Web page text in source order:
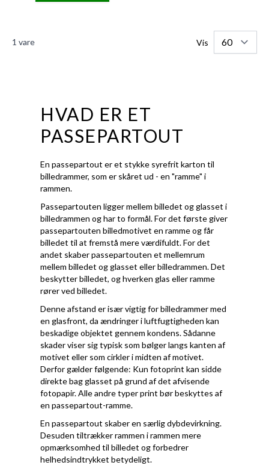
1 vare Vis
HVAD ER ET
PASSEPARTOUT
En passepartout er et stykke syrefrit karton til
billedrammer, som er skåret ud - en "ramme" i
rammen.
Passepartouten ligger mellem billedet og glasset i
billedrammen og har to formål. For det første giver
passepartouten billedmotivet en ramme og får
billedet til at fremstå mere værdifuldt. For det
andet skaber passepartouten et mellemrum
mellem billedet og glasset eller billedrammen. Det
beskytter billedet, og hverken glas eller ramme
rører ved billedet.
Denne afstand er især vigtig for billedrammer med
en glasfront, da ændringer i luftfugtigheden kan
beskadige objektet gennem kondens. Sådanne
skader viser sig typisk som bølger langs kanten af
motivet eller som cirkler i midten af motivet.
Derfor gælder følgende: Kun fotoprint kan sidde
direkte bag glasset på grund af det afvisende
fotopapir. Alle andre typer print bør beskyttes af
en passepartout-ramme.
En passepartout skaber en særlig dybdevirkning.
Desuden tiltrækker rammen i rammen mere
opmærksomhed til billedet og forbedrer
helhedsindtrykket betydeligt.